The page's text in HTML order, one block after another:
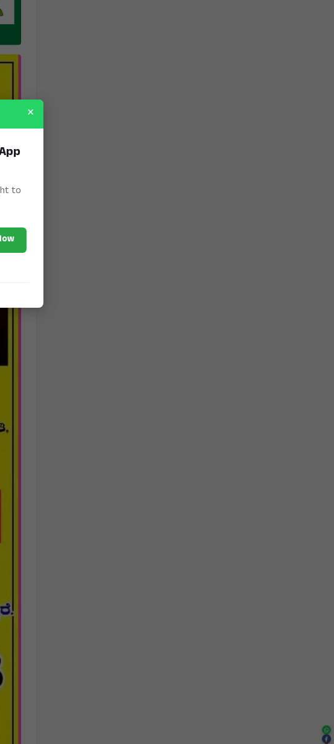
×
to